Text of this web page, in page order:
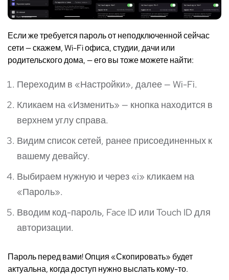
Если же требуется пароль от неподключенной сейчас
сети — скажем, Wi-Fi офиса, студии, дачи или
родительского дома, — его вы тоже можете найти:
Переходим в «Настройки», далее — Wi-Fi.
Кликаем на «Изменить» — кнопка находится в
верхнем углу справа.
Видим список сетей, ранее присоединенных к
вашему девайсу.
Выбираем нужную и через «i» кликаем на
«Пароль».
Вводим код-пароль, Face ID или Touch ID для
авторизации.
Пароль перед вами! Опция «Скопировать» будет
актуальна, когда доступ нужно выслать кому-то.